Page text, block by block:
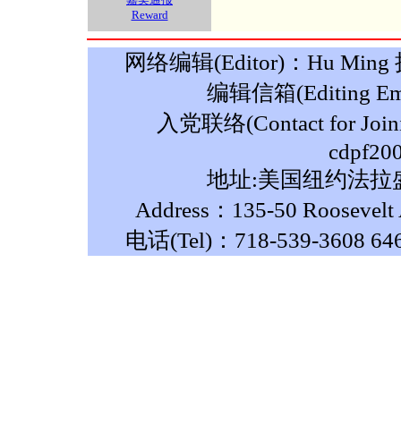
Reward
网络编辑(Editor)：Hu Ming
编辑信箱(Editing
入党联络(Contact for
地址:美国纽约法拉
Address：135-50
电话(Tel)：718-539-3608